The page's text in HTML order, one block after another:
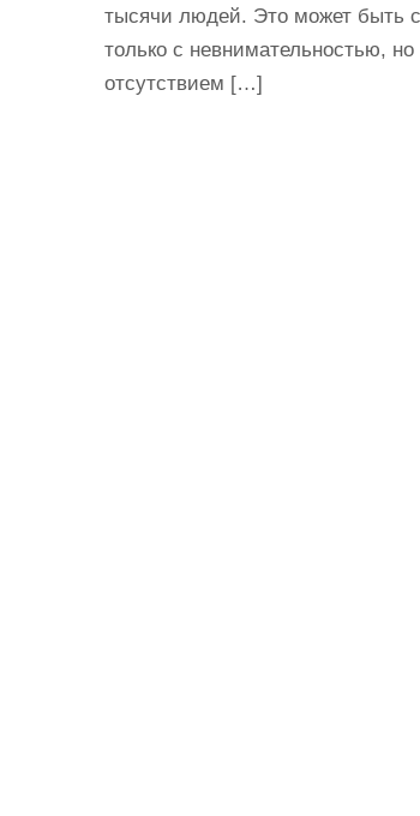
тысячи людей. Это может быть
только с невнимательностью, но
отсутствием […]